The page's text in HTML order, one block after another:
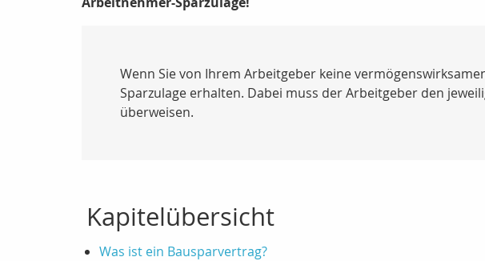
Wenn Sie von Ihrem Arbeitgeber keine
Sparzulage erhalten. Dabei muss der Arbeitgeber den
überweisen.
Kapitelübersicht
Was ist ein Bausparvertrag?